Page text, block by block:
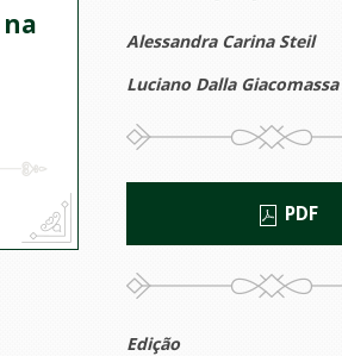
na
Alessandra Carina Steil
Luciano Dalla Giacomassa
PDF
Edição